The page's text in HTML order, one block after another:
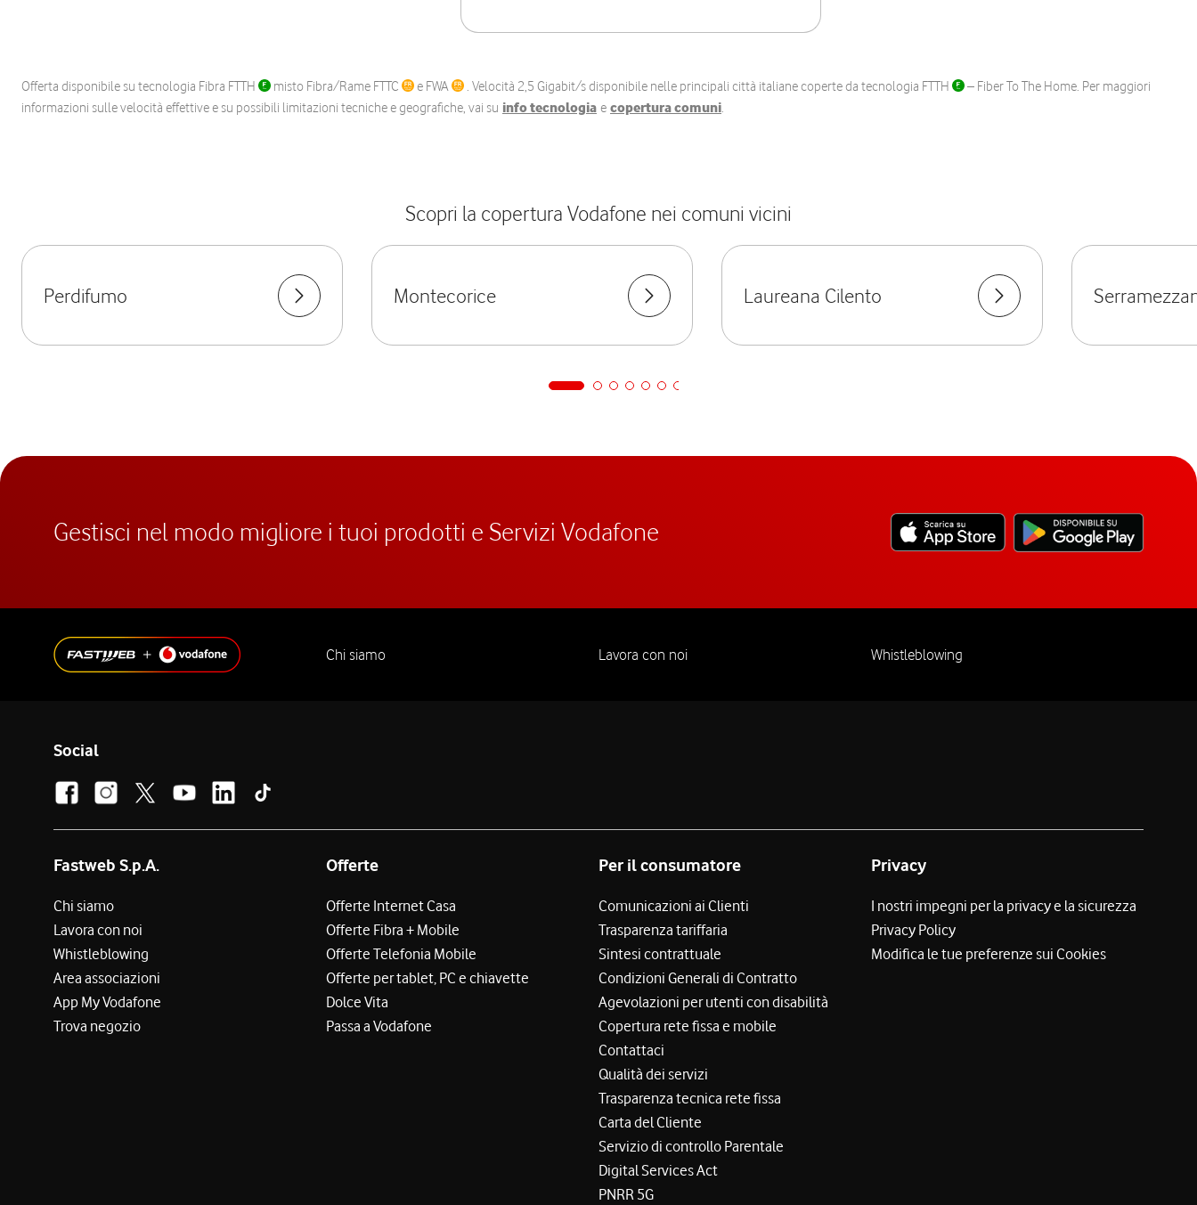
Offerta disponibile su tecnologia Fibra FTTH misto Fibra/Rame FTTC e FWA . Velocità 2,5 Gigabit/s disponibile nelle principali città italiane coperte da tecnologia FTTH
– Fiber To The Home. Per maggiori
informazioni sulle velocità effettive e su possibili limitazioni tecniche e geografiche, vai su info tecnologia e copertura comuni.
Scopri la copertura Vodafone nei comuni vicini
Perdifumo Montecorice Laureana Cilento
Gestisci nel modo migliore i tuoi prodotti e Servizi Vodafone
Chi siamo Lavora con noi Whistleblowing
Social
Fastweb S.p.A.
Chi siamo
Lavora con noi
Whistleblowing
Area associazioni
App My Vodafone
Trova negozio
Offerte
Offerte Internet Casa
Offerte Fibra + Mobile
Offerte Telefonia Mobile
Offerte per tablet, PC e chiavette
Dolce Vita
Passa a Vodafone
Per il consumatore
Comunicazioni ai Clienti
Trasparenza tariffaria
Sintesi contrattuale
Condizioni Generali di Contratto
Agevolazioni per utenti con disabilità
Copertura rete fissa e mobile
Contattaci
Qualità dei servizi
Trasparenza tecnica rete fissa
Carta del Cliente
Servizio di controllo Parentale
Digital Services Act
PNRR 5G
Privacy
I nostri impegni per la privacy e la sicurezza
Privacy Policy
Modifica le tue preferenze sui Cookies